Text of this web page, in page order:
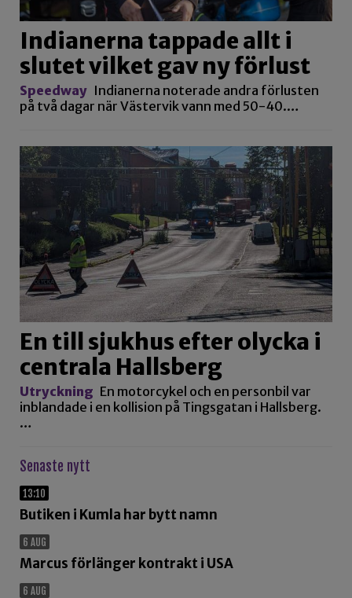
Indianerna tappade allt i
slutet vilket gav ny förlust
Speedway Indianerna noterade andra förlusten
på två dagar när Västervik vann med 50-40.…
En till sjukhus efter olycka i
centrala Hallsberg
Utryckning En motorcykel och en personbil var
inblandade i en kollision på Tingsgatan i Hallsberg.
…
Senaste nytt
13:10
Butiken i Kumla har bytt namn
6 AUG
Marcus förlänger kontrakt i USA
6 AUG